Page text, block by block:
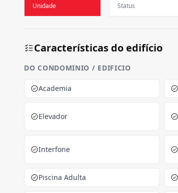
Unidade Status
Características do edifício
DO CONDOMINIO / EDIFICIO
Academia
Elevador
Interfone
Piscina Adulta